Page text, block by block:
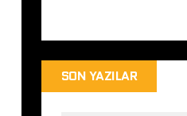
SON YAZILAR